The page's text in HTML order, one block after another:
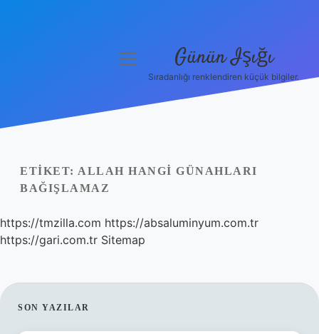
Yasal Uyarı
menüyü
Günün Işığı
Sıradanlığı renklendiren küçük bilgiler.
ETIKET: ALLAH HANGI GÜNAHLARI
BAĞIŞLAMAZ
https://tmzilla.com https://absaluminyum.com.tr
https://gari.com.tr Sitemap
SIDEBAR
SON YAZILAR